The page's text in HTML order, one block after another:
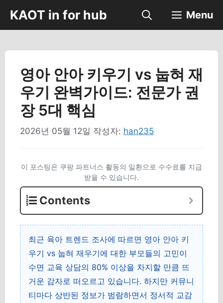
츠
건
KAOT in for hub Menu
영아 안아 키우기 vs 눕혀 재
우기 완벽가이드: 전문가 권
장 5대 핵심
2026년 05월 12일 작성자: han235
이 포스팅은 쿠팡 파트너스 활동의 일환으로 수수료를 지급
받을 수 있습니다.
Contents
최근 육아 트렌드 조사에 따르면 영아 안아 키
우기 vs 눕혀 재우기에 대한 부모들의 고민이
수면 교육 상담의 80% 이상을 차지할 만큼 뜨
거운 감자로 떠오르고 있습니다. 하지만 커뮤니
티마다 상반된 정보가 범람하면서 정서적 교감